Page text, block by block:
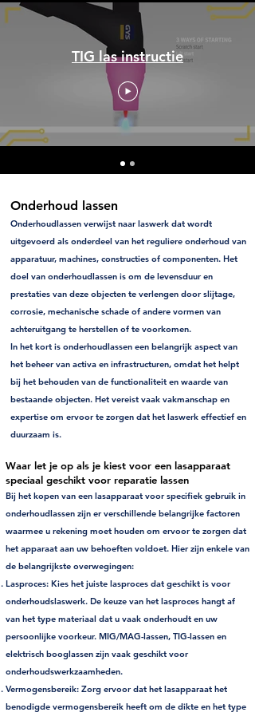
TIG las instructie
Onderhoud lassen
Onderhoudlassen verwijst naar laswerk dat wordt
uitgevoerd als onderdeel van het reguliere onderhoud van
apparatuur, machines, constructies of componenten. Het
doel van onderhoudlassen is om de levensduur en
prestaties van deze objecten te verlengen door slijtage,
corrosie, mechanische schade of andere vormen van
achteruitgang te herstellen of te voorkomen.
In het kort is onderhoudlassen een belangrijk aspect van
het beheer van activa en infrastructuren, omdat het helpt
bij het behouden van de functionaliteit en waarde van
bestaande objecten. Het vereist vaak vakmanschap en
expertise om ervoor te zorgen dat het laswerk effectief en
duurzaam is.
Waar let je op als je kiest voor een lasapparaat
speciaal geschikt voor reparatie lassen
Bij het kopen van een lasapparaat voor specifiek gebruik in
onderhoudlassen zijn er verschillende belangrijke factoren
waarmee u rekening moet houden om ervoor te zorgen dat
het apparaat aan uw behoeften voldoet. Hier zijn enkele van
de belangrijkste overwegingen:
Lasproces: Kies het juiste lasproces dat geschikt is voor
onderhoudslaswerk. De keuze van het lasproces hangt af
van het type materiaal dat u vaak onderhoudt en uw
persoonlijke voorkeur. MIG/MAG-lassen, TIG-lassen en
elektrisch booglassen zijn vaak geschikt voor
onderhoudswerkzaamheden.
Vermogensbereik: Zorg ervoor dat het lasapparaat het
benodigde vermogensbereik heeft om de dikte en het type